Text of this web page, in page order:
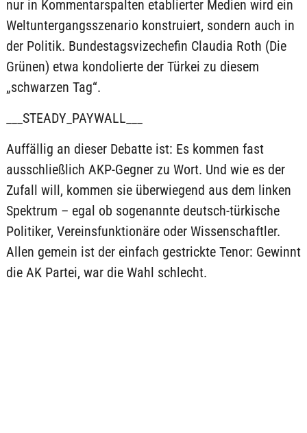
nur in Kommentarspalten etablierter Medien wird ein
Weltuntergangsszenario konstruiert, sondern auch in
der Politik. Bundestagsvizechefin Claudia Roth (Die
Grünen) etwa kondolierte der Türkei zu diesem
„schwarzen Tag“.
___STEADY_PAYWALL___
Auffällig an dieser Debatte ist: Es kommen fast
ausschließlich AKP-Gegner zu Wort. Und wie es der
Zufall will, kommen sie überwiegend aus dem linken
Spektrum – egal ob sogenannte deutsch-türkische
Politiker, Vereinsfunktionäre oder Wissenschaftler.
Allen gemein ist der einfach gestrickte Tenor: Gewinnt
die AK Partei, war die Wahl schlecht.